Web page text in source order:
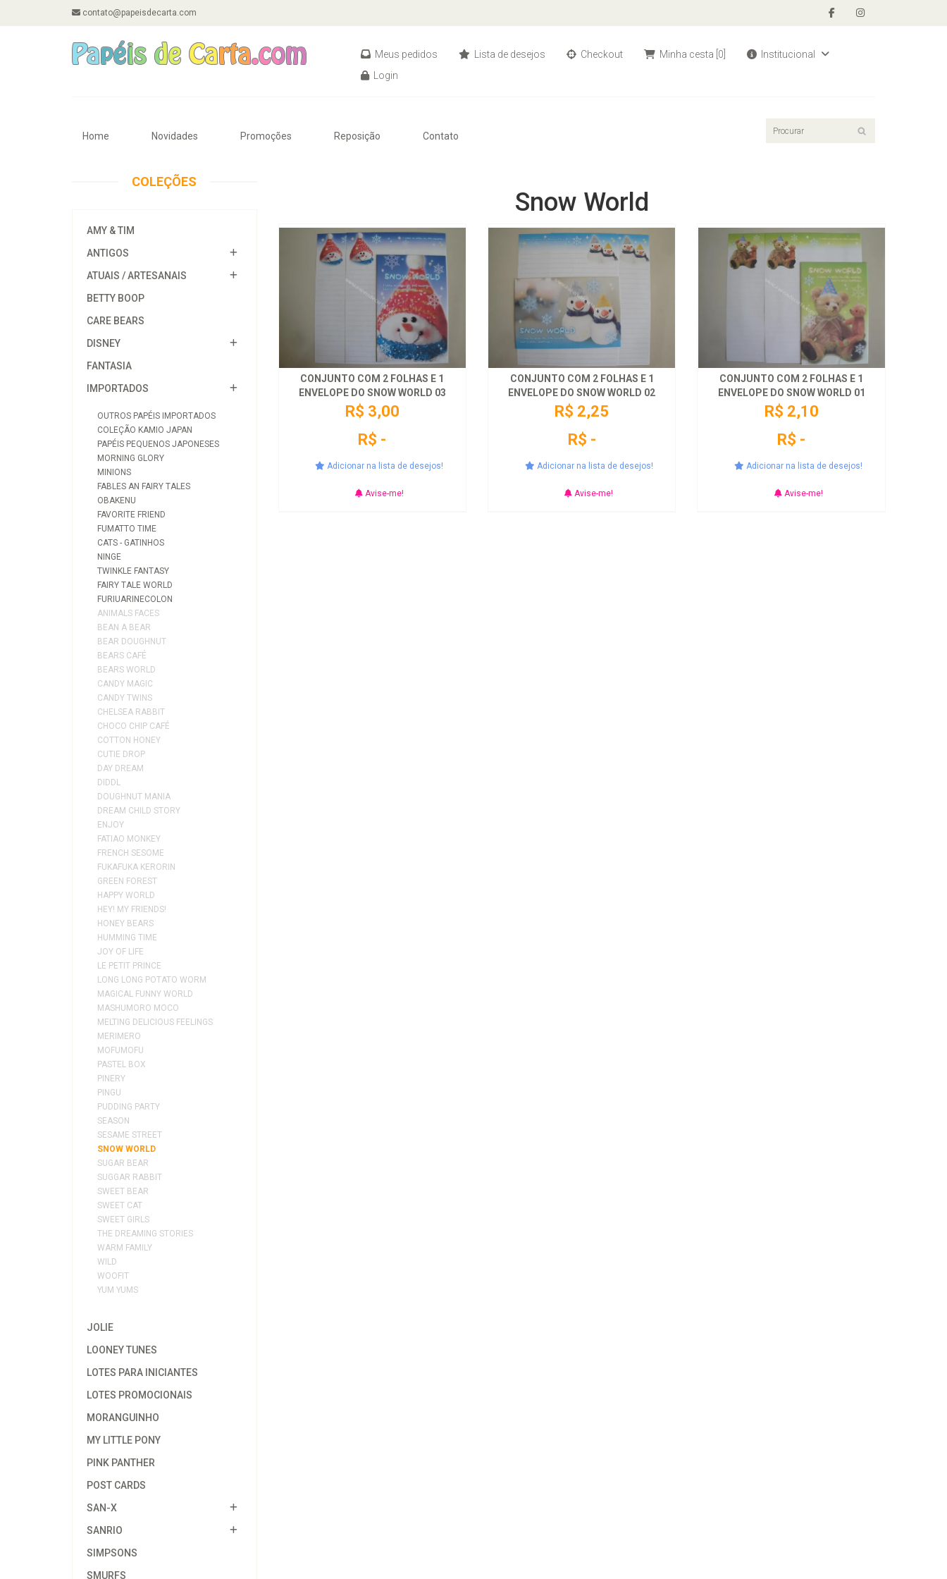
contato@papeisdecarta.com
Meus pedidos Lista de desejos Checkout Minha cesta [0]
Institucional
Login
Home Novidades Promoções Reposição Contato
COLEÇÕES
AMY & TIM
ANTIGOS
ATUAIS / ARTESANAIS
BETTY BOOP
CARE BEARS
DISNEY
FANTASIA
IMPORTADOS
OUTROS PAPÉIS IMPORTADOS
COLEÇÃO KAMIO JAPAN
PAPÉIS PEQUENOS JAPONESES
MORNING GLORY
MINIONS
FABLES AN FAIRY TALES
OBAKENU
FAVORITE FRIEND
FUMATTO TIME
CATS - GATINHOS
NINGE
TWINKLE FANTASY
FAIRY TALE WORLD
FURIUARINECOLON
ANIMALS FACES
BEAN A BEAR
BEAR DOUGHNUT
BEARS CAFÉ
BEARS WORLD
CANDY MAGIC
CANDY TWINS
CHELSEA RABBIT
CHOCO CHIP CAFÉ
COTTON HONEY
CUTIE DROP
DAY DREAM
DIDDL
DOUGHNUT MANIA
DREAM CHILD STORY
ENJOY
FATIAO MONKEY
FRENCH SESOME
FUKAFUKA KERORIN
GREEN FOREST
HAPPY WORLD
HEY! MY FRIENDS!
HONEY BEARS
HUMMING TIME
JOY OF LIFE
LE PETIT PRINCE
LONG LONG POTATO WORM
MAGICAL FUNNY WORLD
MASHUMORO MOCO
MELTING DELICIOUS FEELINGS
MERIMERO
MOFUMOFU
PASTEL BOX
PINERY
PINGU
PUDDING PARTY
SEASON
SESAME STREET
SNOW WORLD
SUGAR BEAR
SUGGAR RABBIT
SWEET BEAR
SWEET CAT
SWEET GIRLS
THE DREAMING STORIES
WARM FAMILY
WILD
WOOFIT
YUM YUMS
JOLIE
LOONEY TUNES
LOTES PARA INICIANTES
LOTES PROMOCIONAIS
MORANGUINHO
MY LITTLE PONY
PINK PANTHER
POST CARDS
SAN-X
SANRIO
SIMPSONS
SMURFS
Snow World
CONJUNTO COM 2 FOLHAS E 1
ENVELOPE DO SNOW WORLD 03
R$ 3,00
R$ -
Adicionar na lista de desejos!
Avise-me!
CONJUNTO COM 2 FOLHAS E 1
ENVELOPE DO SNOW WORLD 02
R$ 2,25
R$ -
Adicionar na lista de desejos!
Avise-me!
CONJUNTO COM 2 FOLHAS E 1
ENVELOPE DO SNOW WORLD 01
R$ 2,10
R$ -
Adicionar na lista de desejos!
Avise-me!